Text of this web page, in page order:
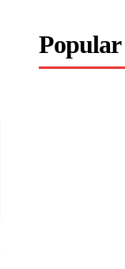
Popular